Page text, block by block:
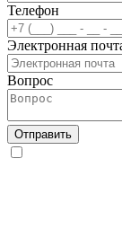
Телефон
Электронная
Вопрос
Отправить